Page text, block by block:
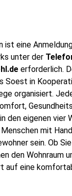
ist eine
unter der
erforderlich.
Soest in
organisiert.
den eigenen vier
mit
sein. Ob
den Wohnraum
auf eine